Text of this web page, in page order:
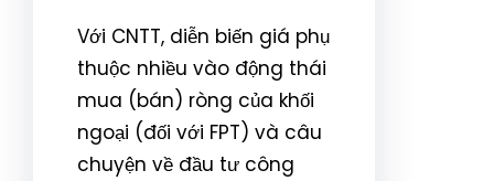
Với CNTT, diễn biến giá phụ
thuộc nhiều vào động thái
mua (bán) ròng của khối
ngoại (đối với FPT) và câu
chuyện về đầu tư công